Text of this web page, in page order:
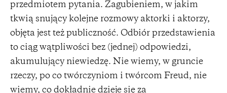
przedmiotem pytania. Zagubieniem, w jakim
tkwią snujący kolejne rozmowy aktorki i aktorzy,
objęta jest też publiczność. Odbiór przedstawienia
to ciąg wątpliwości bez (jednej) odpowiedzi,
akumulujący niewiedzę. Nie wiemy, w gruncie
rzeczy, po co twórczyniom i twórcom Freud, nie
wiemy, co dokładnie dzieje się za